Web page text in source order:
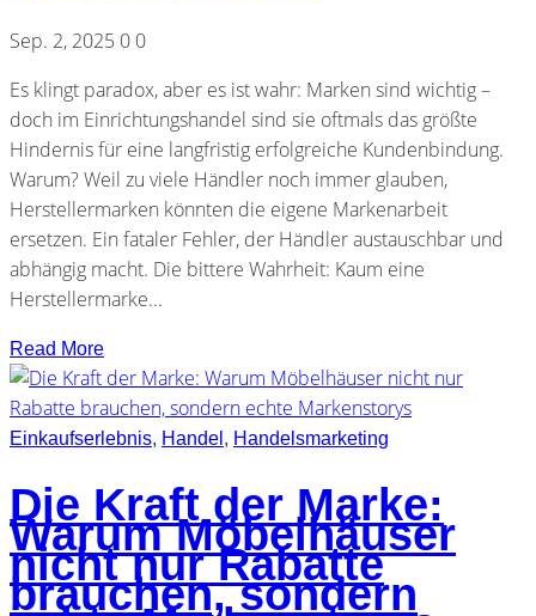
Sep. 2, 2025 0 0
Es klingt paradox, aber es ist wahr: Marken sind wichtig –
doch im Einrichtungshandel sind sie oftmals das größte
Hindernis für eine langfristig erfolgreiche Kundenbindung.
Warum? Weil zu viele Händler noch immer glauben,
Herstellermarken könnten die eigene Markenarbeit
ersetzen. Ein fataler Fehler, der Händler austauschbar und
abhängig macht. Die bittere Wahrheit: Kaum eine
Herstellermarke...
Read More
Einkaufserlebnis, Handel , Handelsmarketing
Die Kraft der Marke:
Warum Möbelhäuser
nicht nur Rabatte
brauchen, sondern